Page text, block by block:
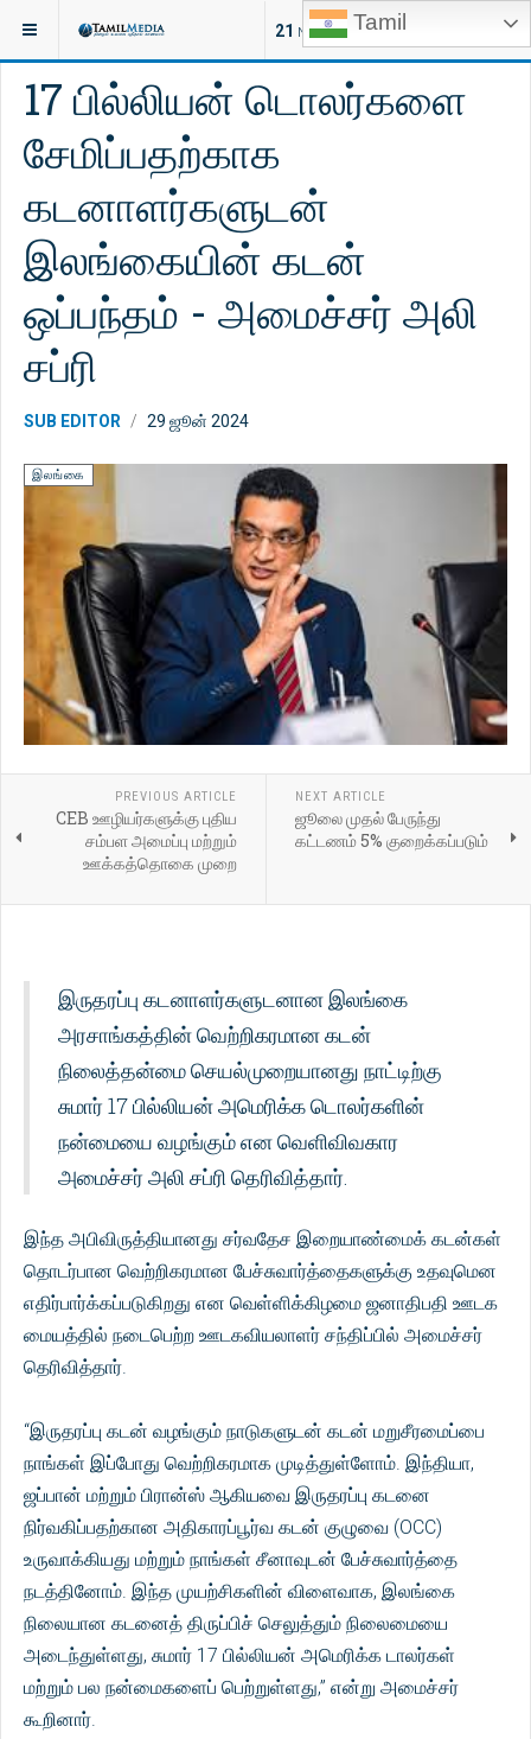
Tamil
21 NEW ARTICLES
இருக்குமிடம்: செய்திகள்
17 பில்லியன் டொலர்களை
சேமிப்பதற்காக
கடனாளர்களுடன்
இலங்கையின் கடன்
ஒப்பந்தம் - அமைச்சர் அலி
சப்ரி
SUB EDITOR 29 ஜூன் 2024
இலங்கை
PREVIOUS ARTICLE
CEB ஊழியர்களுக்கு புதிய
சம்பள அமைப்பு மற்றும்
ஊக்கத்தொகை முறை
NEXT ARTICLE
ஜூலை முதல் பேருந்து
கட்டணம் 5% குறைக்கப்படும்
இருதரப்பு கடனாளர்களுடனான இலங்கை
அரசாங்கத்தின் வெற்றிகரமான கடன்
நிலைத்தன்மை செயல்முறையானது நாட்டிற்கு
சுமார் 17 பில்லியன் அமெரிக்க டொலர்களின்
நன்மையை வழங்கும் என வெளிவிவகார
அமைச்சர் அலி சப்ரி தெரிவித்தார்.
இந்த அபிவிருத்தியானது சர்வதேச இறையாண்மைக் கடன்கள்
தொடர்பான வெற்றிகரமான பேச்சுவார்த்தைகளுக்கு உதவுமென
எதிர்பார்க்கப்படுகிறது என வெள்ளிக்கிழமை ஜனாதிபதி ஊடக
மையத்தில் நடைபெற்ற ஊடகவியலாளர் சந்திப்பில் அமைச்சர்
தெரிவித்தார்.
“இருதரப்பு கடன் வழங்கும் நாடுகளுடன் கடன் மறுசீரமைப்பை
நாங்கள் இப்போது வெற்றிகரமாக முடித்துள்ளோம். இந்தியா,
ஜப்பான் மற்றும் பிரான்ஸ் ஆகியவை இருதரப்பு கடனை
நிர்வகிப்பதற்கான அதிகாரப்பூர்வ கடன் குழுவை (OCC)
உருவாக்கியது மற்றும் நாங்கள் சீனாவுடன் பேச்சுவார்த்தை
நடத்தினோம். இந்த முயற்சிகளின் விளைவாக, இலங்கை
நிலையான கடனைத் திருப்பிச் செலுத்தும் நிலைமையை
அடைந்துள்ளது, சுமார் 17 பில்லியன் அமெரிக்க டாலர்கள்
மற்றும் பல நன்மைகளைப் பெற்றுள்ளது,” என்று அமைச்சர்
கூறினார்.